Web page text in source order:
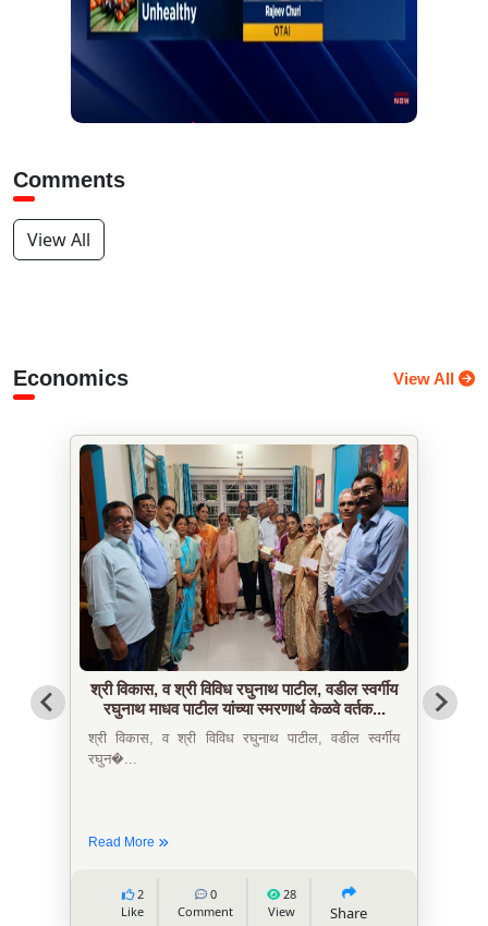
Comments
View All
Economics View All
श्री विकास, व श्री विविध रघुनाथ पाटील, वडील स्वर्गीय
रघुनाथ माधव पाटील यांच्या स्मरणार्थ केळवे वर्तक...
श्री विकास, व श्री विविध रघुनाथ पाटील, वडील स्वर्गीय
रघुन�...
Read More
2
Like
0
Comment
28
View
Share